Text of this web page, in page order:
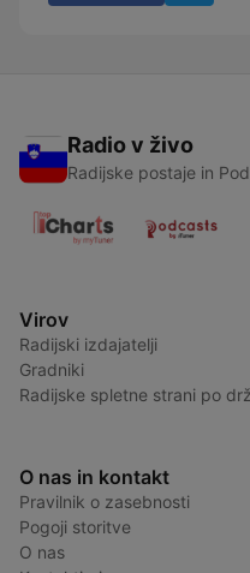
Radio v živo
Radijske postaje in
Virov
Radijski izdajatelji
Gradniki
Radijske spletne strani po
O nas in kontakt
Pravilnik o zasebnosti
Pogoji storitve
O nas